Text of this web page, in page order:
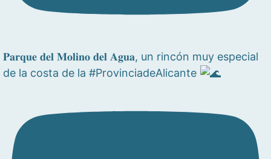
𝐏𝐚𝐫𝐪𝐮𝐞 𝐝𝐞𝐥 𝐌𝐨𝐥𝐢𝐧𝐨 𝐝𝐞𝐥 𝐀𝐠𝐮𝐚, un rincón muy especial
de la costa de la #ProvinciadeAlicante